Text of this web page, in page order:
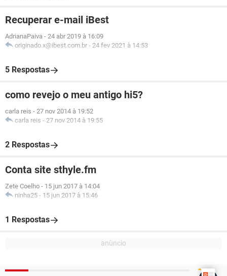
Recuperar e-mail iBest
AdrianaPaiva - 24 abr 2019 à 16:09
originado.x@ibest.com.br - 24 fev 2021 à 14:53
5 Respostas
como revejo o meu antigo hi5?
carla reis - 27 nov 2014 à 19:52
carla reis - 27 nov 2014 à 19:55
2 Respostas
Conta site sthyle.fm
Zete Coelho - 15 jun 2017 à 14:04
ninha25 - 15 jun 2017 à 15:46
1 Respostas